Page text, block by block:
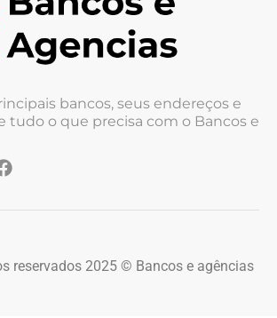
bancos, seus endereços e
tudo o que precisa com o Bancos e
reservados 2025 © Bancos e agências